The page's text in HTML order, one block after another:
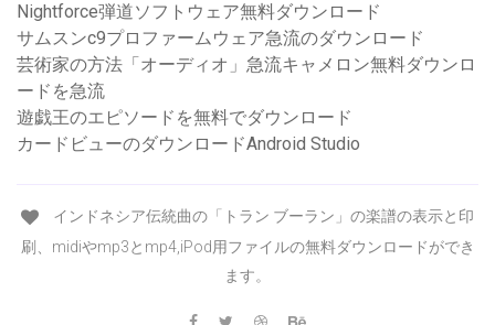
Nightforce弾道ソフトウェア無料ダウンロード
サムスンc9プロファームウェア急流のダウンロード
芸術家の方法「オーディオ」急流キャメロン無料ダウンロ
ードを急流
遊戯王のエピソードを無料でダウンロード
カードビューのダウンロードAndroid Studio
インドネシア伝統曲の「トラン ブーラン」の楽譜の表示と印
刷、midiやmp3とmp4,iPod用ファイルの無料ダウンロードができ
ます。